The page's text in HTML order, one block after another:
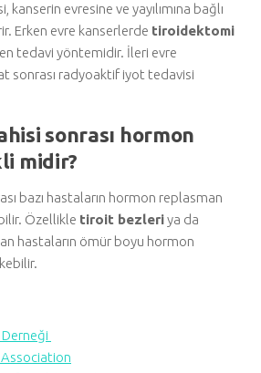
kanserin evresine ve yayılımına bağlı
Erken evre kanserlerde tiroidektomi
tedavi yöntemidir. İleri evre
sonrası radyoaktif iyot tedavisi
sonrası hormon
midir?
bazı hastaların hormon replasman
Özellikle tiroit bezleriya da
hastaların ömür boyu hormon